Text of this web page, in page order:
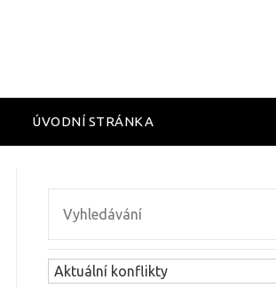
ÚVODNÍ STRÁNKA